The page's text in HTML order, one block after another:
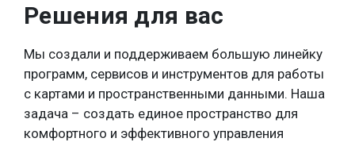
Решения для вас
Мы создали и поддерживаем большую линейку
программ, сервисов и инструментов для работы
с картами и пространственными данными. Наша
задача – создать единое пространство для
комфортного и эффективного управления